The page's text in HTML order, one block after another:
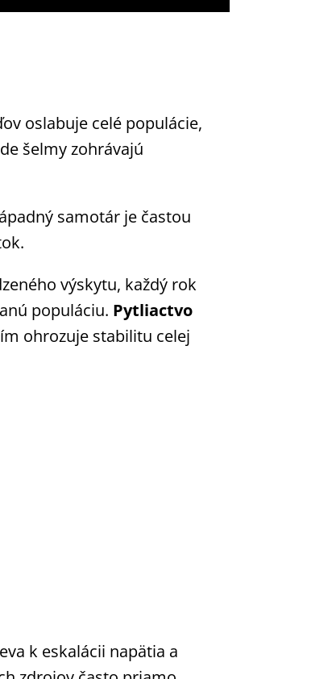
oslabuje celé populácie,
šelmy zohrávajú
samotár je častou
výskytu, každý rok
populáciu. Pytliactvo
ohrozuje stabilitu celej
k eskalácii napätia a